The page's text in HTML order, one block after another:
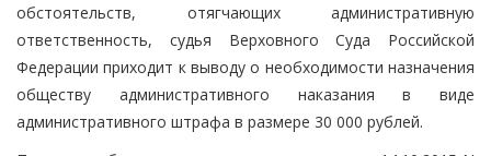
обстоятельств, отягчающих административную
ответственность, судья Верховного Суда Российской
Федерации приходит к выводу о необходимости назначения
обществу административного наказания в виде
административного штрафа в размере 30 000 рублей.